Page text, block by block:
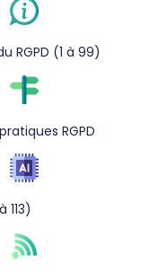
RGPD (1 à 99)
RGPD
113)